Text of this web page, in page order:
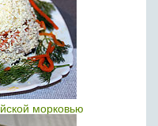
морковью